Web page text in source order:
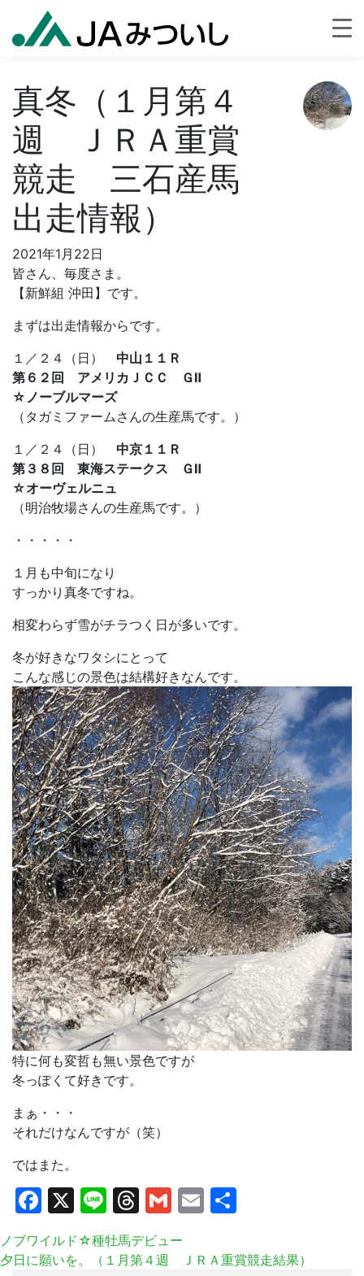
真冬（１月第４
週 ＪＲＡ重賞
競走 三石産馬
出走情報）
2021年1月22日
皆さん、毎度さま。
【新鮮組 沖田】です。
まずは出走情報からです。
１／２４（日） 中山１１Ｒ
第６２回 アメリカＪＣＣ ＧⅡ
☆ノーブルマーズ
（タガミファームさんの生産馬です。）
１／２４（日） 中京１１Ｒ
第３８回 東海ステークス ＧⅡ
☆オーヴェルニュ
（明治牧場さんの生産馬です。）
・・・・・
１月も中旬になり
すっかり真冬ですね。
相変わらず雪がチラつく日が多いです。
冬が好きなワタシにとって
こんな感じの景色は結構好きなんです。
特に何も変哲も無い景色ですが
冬っぽくて好きです。
まぁ・・・
それだけなんですが（笑）
ではまた。
Facebook
X LineThreads
Gmail
Email
ノブワイルド☆種牡馬デビュー
夕日に願いを。（１月第４週 ＪＲＡ重賞競走結果）